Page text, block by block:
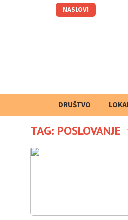
NASLOVI
DRUŠTVO
TAG: POSLOVANJE